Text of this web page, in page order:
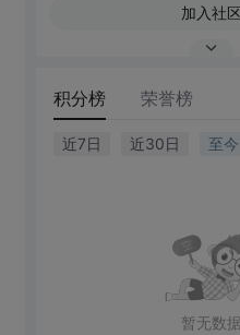
加入社区
积分榜 荣誉榜
近7日 近30日 至今
暂无数据